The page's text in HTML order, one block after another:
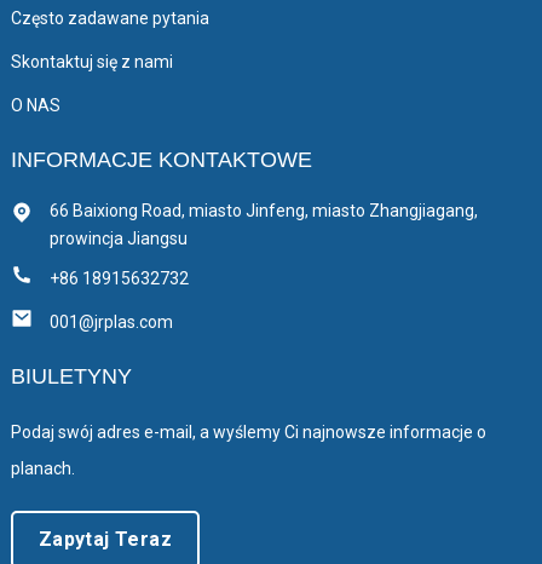
Często zadawane pytania
Skontaktuj się z nami
O NAS
INFORMACJE KONTAKTOWE
66 Baixiong Road, miasto Jinfeng, miasto Zhangjiagang,
prowincja Jiangsu
+86 18915632732
001@jrplas.com
BIULETYNY
Podaj swój adres e-mail, a wyślemy Ci najnowsze informacje o
planach.
Zapytaj Teraz